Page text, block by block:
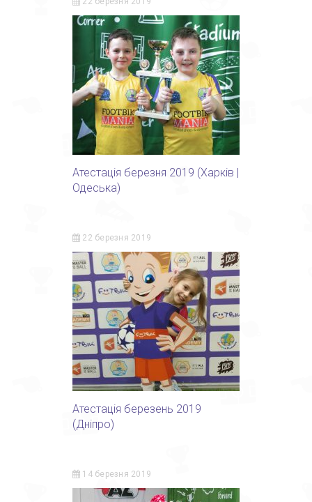
Атестація березня 2019 (Харків |
Одеська)
22 березня 2019
Атестація березень 2019
(Дніпро)
14 березня 2019